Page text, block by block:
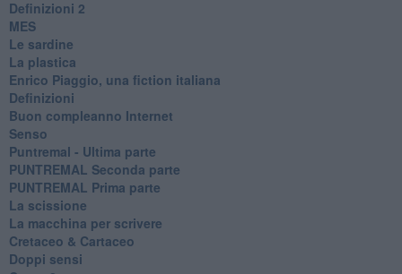
​Definizioni 2
MES
Le sardine
La plastica
​Enrico Piaggio, una fiction italiana
Definizioni
​Buon compleanno Internet
Senso
Puntremal - Ultima parte
PUNTREMAL Seconda parte
​PUNTREMAL Prima parte
La scissione
La macchina per scrivere
Cretaceo & Cartaceo
Doppi sensi